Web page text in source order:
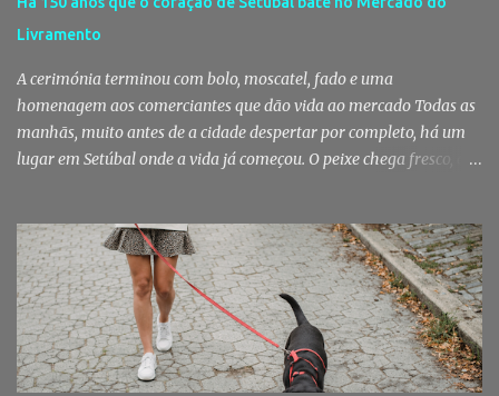
motivou a realização de diligências policiais. Foi no decorrer
dessas ações que os militares localizaram um suspeito no interior
de um edifício público. Apanhado em flagrante De ...
Livramento
A cerimónia terminou com bolo, moscatel, fado e uma
homenagem aos comerciantes que dão vida ao mercado Todas as
manhãs, muito antes de a cidade despertar por completo, há um
lugar em Setúbal onde a vida já começou. O peixe chega fresco, os
fruta, das ervas e do pão acabado de cozer. Há 150 anos que esta
rotina se repete no Mercado do Livramento, um espaço que
continua a ser muito mais do que um mercado: é um dos maiores
símbolos da identidade setubalense. Mercado celebrou 150 anos
no último dia de Julho Foi considerado pela revista norte-
americana USA Today um dos melhores mercados de peixe do